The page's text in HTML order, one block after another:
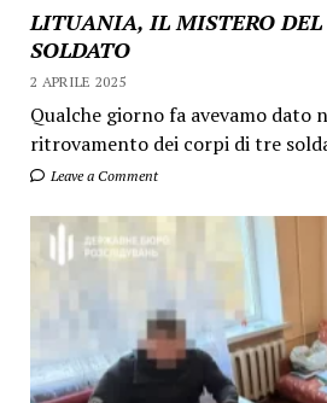
LITUANIA, IL MISTERO DEL
SOLDATO
2 APRILE 2025
Qualche giorno fa avevamo dato
ritrovamento dei corpi di tre
Leave a Comment